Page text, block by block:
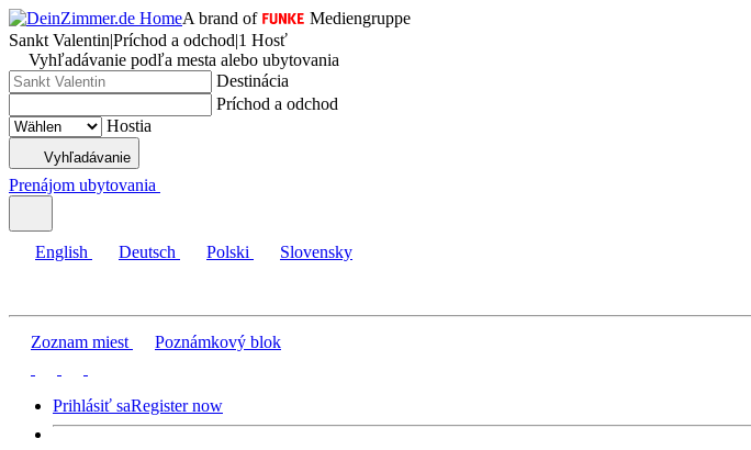
A brand of
Mediengruppe
Sankt Valentin|Príchod a odchod|1 Hosť
Vyhľadávanie podľa mesta alebo ubytovania
Destinácia
Príchod a odchod
Hostia
Vyhľadávanie
Prenájom ubytovania
English Deutsch Polski Slovensky
Zoznam miest Poznámkový blok
Prihlásiť saRegister now